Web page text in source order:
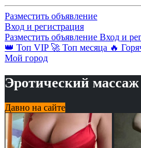
Разместить объявление
Вход и регистрация
Разместить объявление Вход и
👑 Топ VIP 🚀 Топ месяца 🔥
Мой город
Эротический массаж
Давно на сайте